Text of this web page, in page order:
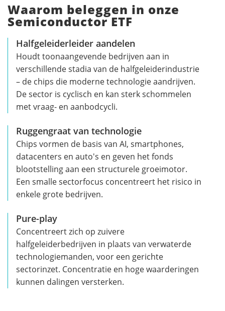
Waarom beleggen in onze
Semiconductor ETF
Halfgeleiderleider aandelen
Houdt toonaangevende bedrijven aan in
verschillende stadia van de halfgeleiderindustrie
– de chips die moderne technologie aandrijven.
De sector is cyclisch en kan sterk schommelen
met vraag- en aanbodcycli.
Ruggengraat van technologie
Chips vormen de basis van AI, smartphones,
datacenters en auto's en geven het fonds
blootstelling aan een structurele groeimotor.
Een smalle sectorfocus concentreert het risico in
enkele grote bedrijven.
Pure-play
Concentreert zich op zuivere
halfgeleiderbedrijven in plaats van verwaterde
technologiemanden, voor een gerichte
sectorinzet. Concentratie en hoge waarderingen
kunnen dalingen versterken.